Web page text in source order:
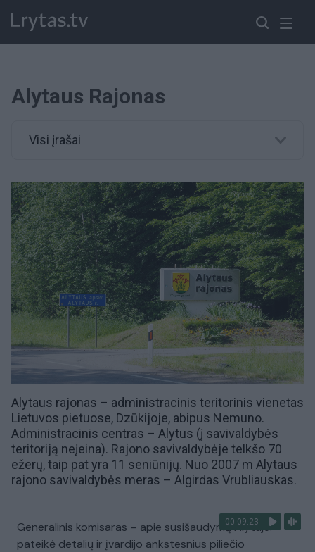
Alytaus Rajonas
Visi įrašai
Alytaus rajonas – administracinis teritorinis vienetas
Lietuvos pietuose, Dzūkijoje, abipus Nemuno.
Administracinis centras – Alytus (į savivaldybės
teritoriją neįeina). Rajono savivaldybėje telkšo 70
ežerų, taip pat yra 11 seniūnijų. Nuo 2007 m Alytaus
rajono savivaldybės meras – Algirdas Vrubliauskas.
00:09:23
Generalinis komisaras – apie susišaudymą Alytuje:
pateikė detalių ir įvardijo ankstesnius piliečio